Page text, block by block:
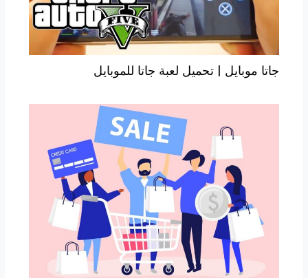
جاتا موبايل | تحميل لعبة جاتا للموبايل